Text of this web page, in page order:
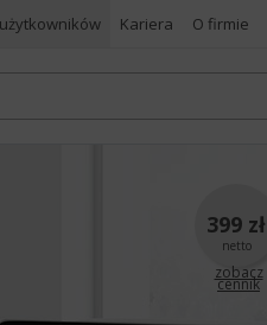
Kariera O firmie
399 zł
netto
zobacz
cennik